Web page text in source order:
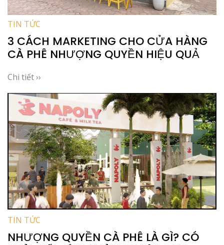
TIN TỨC
3 CÁCH MARKETING CHO CỬA HÀNG
CÀ PHÊ NHƯỢNG QUYỀN HIỆU QUẢ
Chi tiết ››
TIN TỨC
NHƯỢNG QUYỀN CÀ PHÊ LÀ GÌ? CÓ